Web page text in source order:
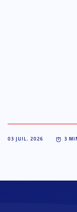
03 JUIL. 2026 3